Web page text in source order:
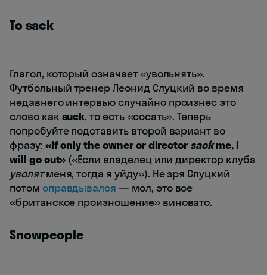
To sack
Глагол, который означает «увольнять».
Футбольный тренер Леонид Слуцкий во время
недавнего интервью случайно произнес это
слово какsuck, то есть «сосать». Теперь
попробуйте подставить второй вариант во
фразу: «If only the owner or director sackme, I
will go out» («Если владелец или директор клуба
уволятменя, тогда я уйду»). Не зря Слуцкий
потом оправдывался — мол, это все
«британское произношение» виновато.
Snowpeople